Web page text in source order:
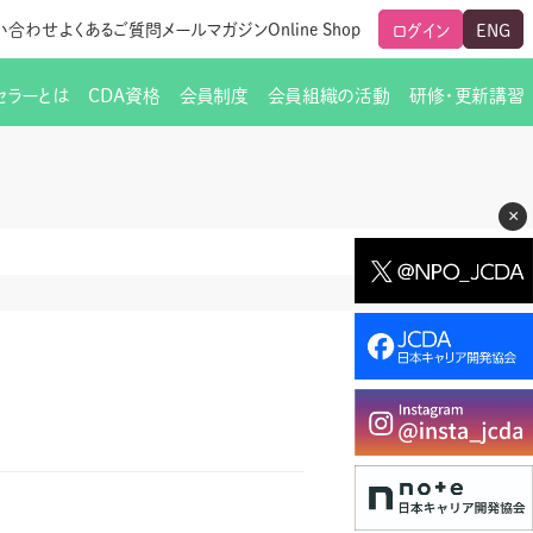
×
合わせよくあるご質問 メールマガジンOnline Shop ログイン ENG
挨拶
人生すごろく金の糸
ラーとは CDA資格 会員制度
ト
会員組織の活動
研究会・啓発交流会の活動報告
研修・更新講習
ない方
必要書類ダウンロード（ピアトレ）